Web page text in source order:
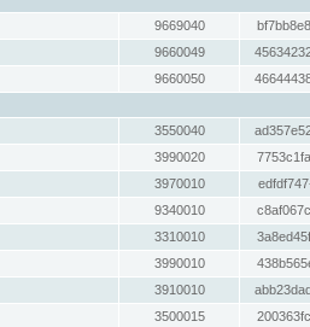
9669040
9660049
9660050
3550040
3990020
3970010
9340010
3310010
3990010
3910010
3500015